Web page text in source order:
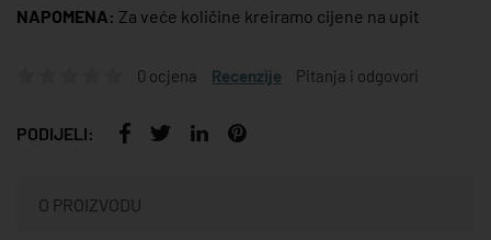
NAPOMENA: Za veće količine kreiramo cijene na upit
0 ocjena Recenzije Pitanja i odgovori
PODIJELI:
O PROIZVODU